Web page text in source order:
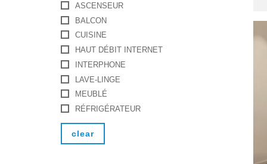
ASCENSEUR
BALCON
CUISINE
HAUT DÉBIT INTERNET
INTERPHONE
LAVE-LINGE
MEUBLÉ
RÉFRIGÉRATEUR
clear